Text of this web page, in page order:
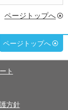
ページトップへ
ページトップへ
ト
方針